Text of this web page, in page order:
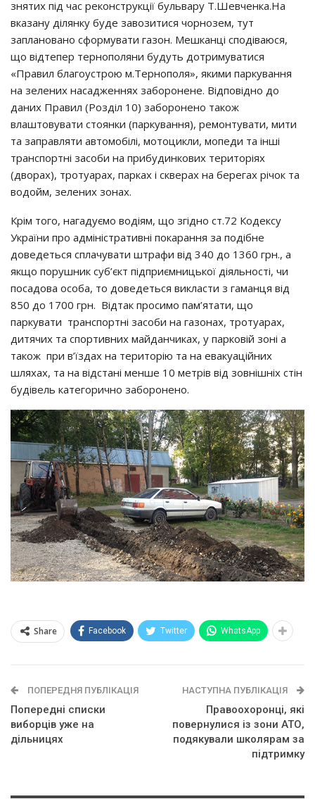
знятих під час реконструкції бульвару Т.Шевченка.На
вказану ділянку буде завозитися чорнозем, тут
заплановано сформувати газон. Мешканці сподіваюся,
що відтепер тернополяни будуть дотримуватися
«Правил благоустрою м.Тернополя», якими паркування
на зелених насадженнях заборонене. Відповідно до
даних Правил (Розділ 10) заборонено також
влаштовувати стоянки (паркування), ремонтувати, мити
та заправляти автомобілі, мотоцикли, мопеди та інші
транспортні засоби на прибудинкових територіях
(дворах), тротуарах, парках і скверах на берегах річок та
водойм, зелених зонах.
Крім того, нагадуємо водіям, що згідно ст.72 Кодексу
України про адміністративні покарання за подібне
доведеться сплачувати штрафи від 340 до 1360 грн., а
якщо порушник суб’єкт підприємницької діяльності, чи
посадова особа, то доведеться викласти з гаманця від
850 до 1700 грн. Відтак просимо пам’ятати, що
паркувати транспортні засоби на газонах, тротуарах,
дитячих та спортивних майданчиках, у парковій зоні а
також при в’їздах на територію та на евакуаційних
шляхах, та на відстані менше 10 метрів від зовнішніх стін
будівель категорично заборонено.
Share Facebook Twitter WhatsApp
ПОПЕРЕДНЯ ПУБЛІКАЦІЯ
Попередні списки
виборців уже на
дільницях
НАСТУПНА ПУБЛІКАЦІЯ
Правоохоронці, які
повернулися із зони АТО,
подякували школярам за
підтримку